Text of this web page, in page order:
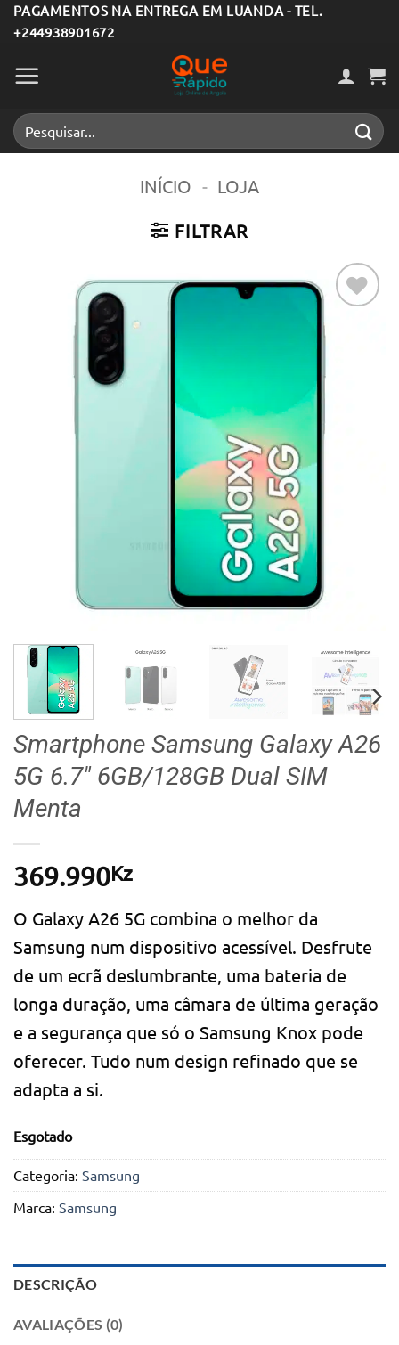
Skip
to
content
PAGAMENTOS NA ENTREGA EM LUANDA - TEL.
+244938901672
Pesquisar
por:
INÍCIO - LOJA
FILTRAR
Adicionar
Smartphone Samsung Galaxy A26
5G 6.7″ 6GB/128GB Dual SIM
Menta
369.990Kz
O Galaxy A26 5G combina o melhor da
Samsung num dispositivo acessível. Desfrute
de um ecrã deslumbrante, uma bateria de
longa duração, uma câmara de última geração
e a segurança que só o Samsung Knox pode
oferecer. Tudo num design refinado que se
adapta a si.
Esgotado
Categoria: Samsung
Marca: Samsung
DESCRIÇÃO
AVALIAÇÕES (0)